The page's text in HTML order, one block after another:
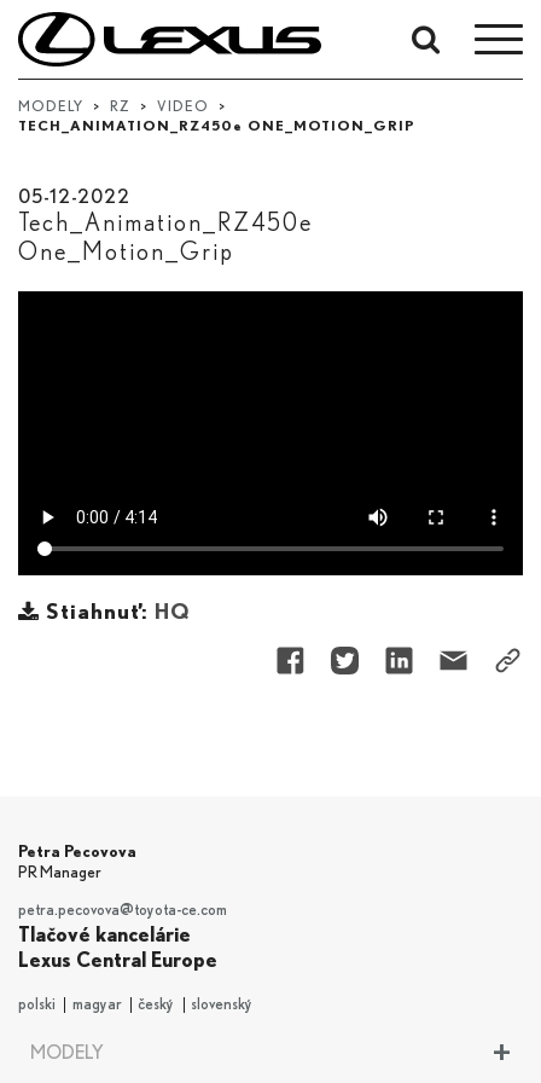
MODELY > RZ > VIDEO
>
TECH_ANIMATION_RZ450 e ONE_MOTION_GRIP
05-12-2022
Tech_Animation_RZ450e
One_Motion_Grip
Stiahnuť: HQ
Petra Pecovova
PR Manager
petra.pecovova@toyota-ce.com
Tlačové kancelárie
Lexus Central Europe
polski magyar český slovenský
+
MODELY
Upresnit'
podľa
dátumov:
Dátum ukončenia